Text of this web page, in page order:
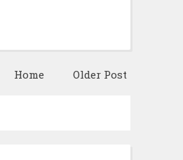
Older Post
Home